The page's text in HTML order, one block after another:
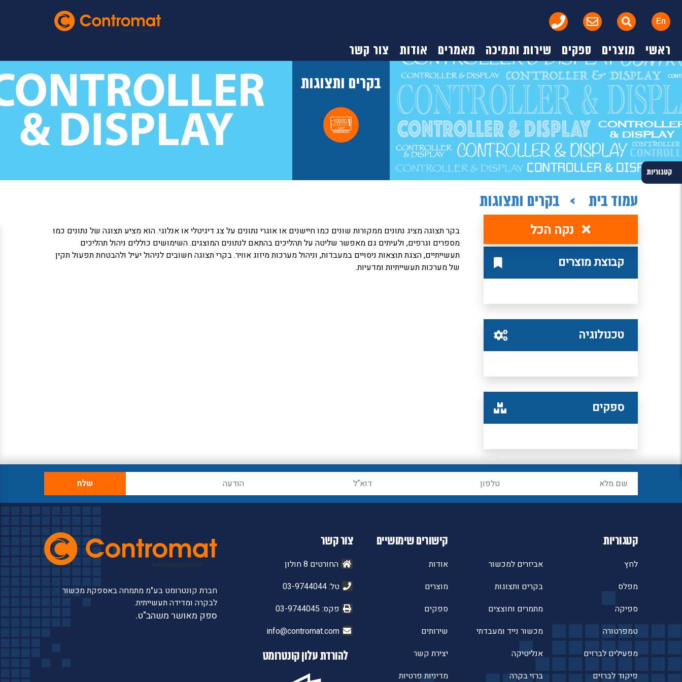
ראשי מוצרים ספקים שירות ותמיכה מאמרים אודות צור קשר
En
בקרים ותצוגות
עמוד בית בקרים ותצוגות
קטגוריות
נקה הכל
קבוצת מוצרים
טכנולוגיה
ספקים
בקר תצוגה מציג נתונים ממקורות שונים כמו חיישנים או אוגרי נתונים על צג דיגיטלי או אנלוגי. הוא מציע תצוגה של נתונים כמו
מספרים וגרפים, ולעיתים גם מאפשר שליטה על תהליכים בהתאם לנתונים המוצגים. השימושים כוללים ניהול תהליכים
תעשייתיים, הצגת תוצאות ניסויים במעבדות, וניהול מערכות מיזוג אוויר. בקרי תצוגה חשובים לניהול יעיל ולהבטחת תפעול תקין
של מערכות תעשייתיות ומדעיות.
קטגוריות
לחץ
מפלס
ספיקה
טמפרטורה
מפעילים לברזים
פיקוד לברזים
אביזרים למכשור
בקרים ותצוגות
מתמרים וחוצצים
מכשור נייד ומעבדתי
אנליטיקה
ברזי בקרה
קישורים שימושיים
אודות
מוצרים
ספקים
שירותים
יצירת קשר
מדיניות פרטיות
צור קשר
החורטים 8 חולון
טל: 03-9744044
פקס: 03-9744045
info@contromat.com
להורדת עלון קונטרומט
חברת קונטרומט בע"מ מתמחה באספקת מכשור
לבקרה ומדידה תעשייתית.
ספק מאושר משהב"ט.